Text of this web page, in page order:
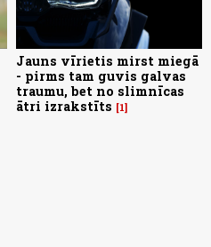
Jauns vīrietis mirst miegā
- pirms tam guvis galvas
traumu, bet no slimnīcas
ātri izrakstīts
1